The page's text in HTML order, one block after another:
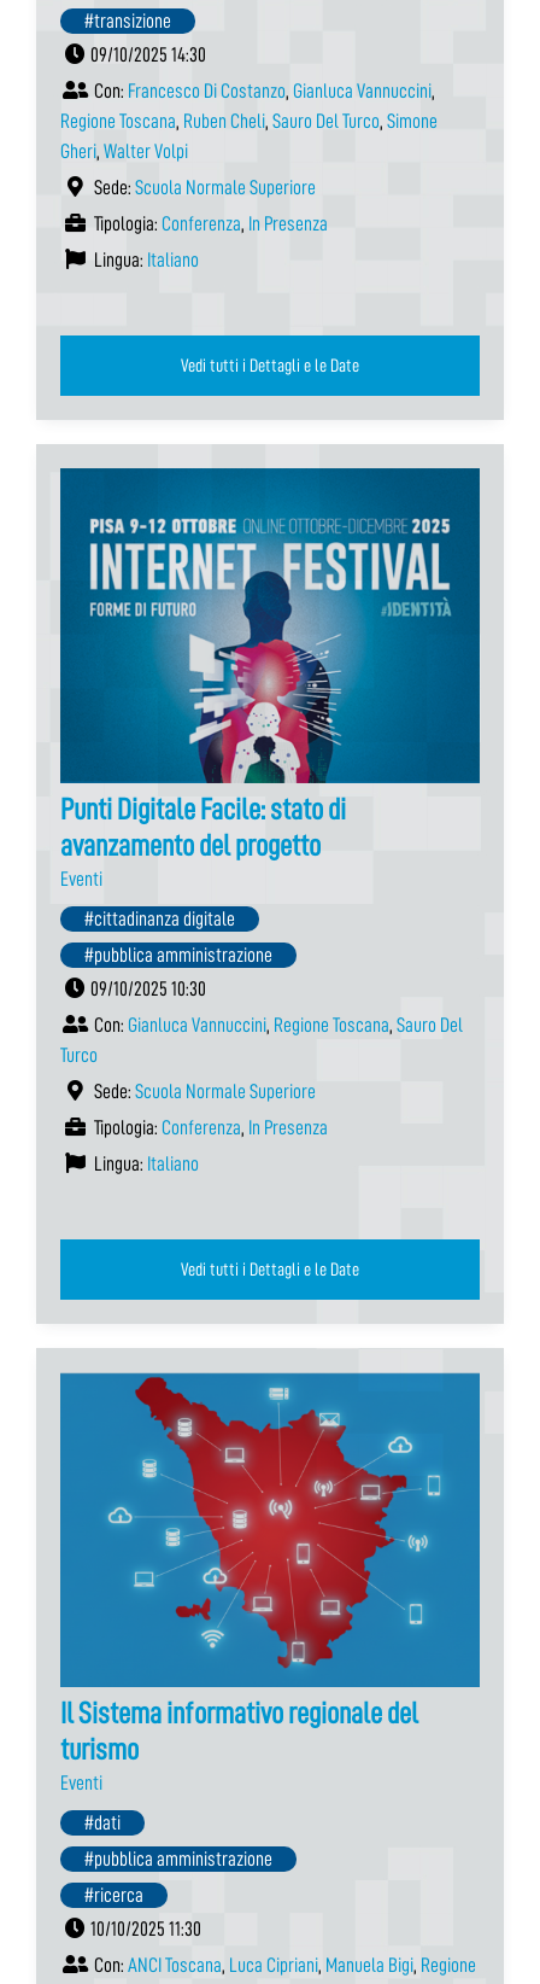
#transizione
09/10/2025 14:30
Con: Francesco Di Costanzo, Gianluca Vannuccini,
Regione Toscana, Ruben Cheli, Sauro Del Turco, Simone
Gheri, Walter Volpi
Sede: Scuola Normale Superiore
Tipologia: Conferenza, In Presenza
Lingua: Italiano
Vedi tutti i Dettagli e le Date
Punti Digitale Facile: stato di
avanzamento del progetto
Eventi
#cittadinanza digitale
#pubblica amministrazione
09/10/2025 10:30
Con: Gianluca Vannuccini, Regione Toscana, Sauro Del
Turco
Sede: Scuola Normale Superiore
Tipologia: Conferenza, In Presenza
Lingua: Italiano
Vedi tutti i Dettagli e le Date
Il Sistema informativo regionale del
turismo
Eventi
#dati
#pubblica amministrazione
#ricerca
10/10/2025 11:30
Con: ANCI Toscana, Luca Cipriani, Manuela Bigi, Regione